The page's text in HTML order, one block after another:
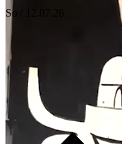
So / 12.07.26